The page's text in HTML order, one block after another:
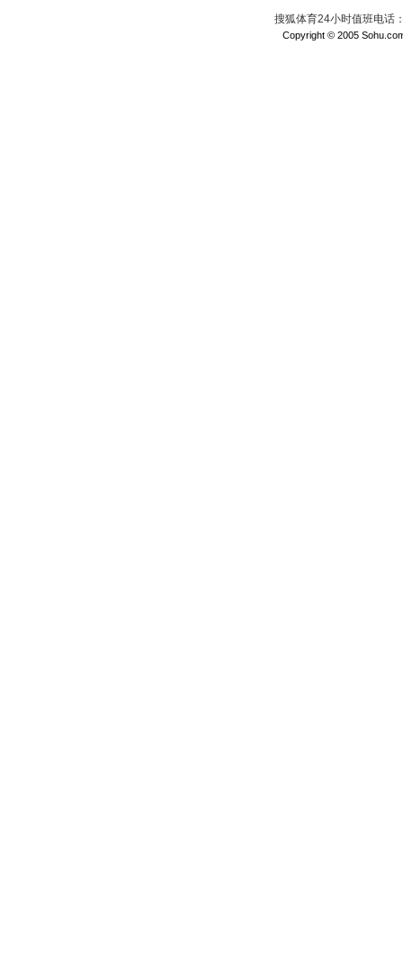
搜狐体育24小时值班电话
Copyright © 2005